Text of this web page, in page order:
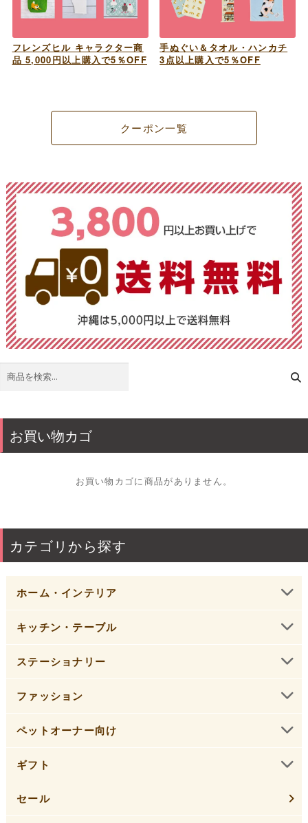
フレンズヒル キャラクター商
品 5,000円以上購入で5％OFF
手ぬぐい＆タオル・ハンカチ
3点以上購入で5％OFF
クーポン一覧
検
お買い物カゴ
お買い物カゴに商品がありません。
カテゴリから探す
ホーム・インテリア
キッチン・テーブル
ステーショナリー
ファッション
ペットオーナー向け
ギフト
セール